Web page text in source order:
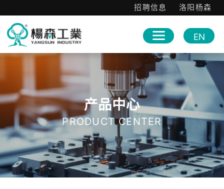
招聘信息 洛阳杨森
EN
产品中心
PRODUCT CENTER